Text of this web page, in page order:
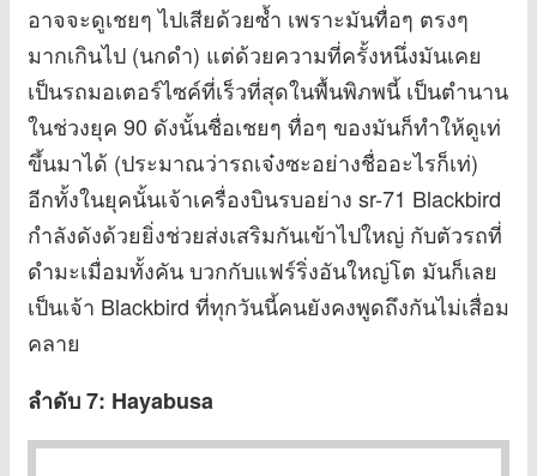
อาจจะดูเชยๆ ไปเสียด้วยซ้ำ เพราะมันทื่อๆ ตรงๆ
มากเกินไป (นกดำ) แต่ด้วยความที่ครั้งหนึ่งมันเคย
เป็นรถมอเตอร์ไซค์ที่เร็วที่สุดในพื้นพิภพนี้ เป็นตำนาน
ในช่วงยุค 90 ดังนั้นชื่อเชยๆ ทื่อๆ ของมันก็ทำให้ดูเท่
ขึ้นมาได้ (ประมาณว่ารถเจ๋งซะอย่างชื่ออะไรก็เท่)
อีกทั้งในยุคนั้นเจ้าเครื่องบินรบอย่าง sr-71 Blackbird
กำลังดังด้วยยิ่งช่วยส่งเสริมกันเข้าไปใหญ่ กับตัวรถที่
ดำมะเมื่อมทั้งคัน บวกกับแฟร์ริ่งอันใหญ่โต มันก็เลย
เป็นเจ้า Blackbird ที่ทุกวันนี้คนยังคงพูดถึงกันไม่เสื่อม
คลาย
ลำดับ 7: Hayabusa